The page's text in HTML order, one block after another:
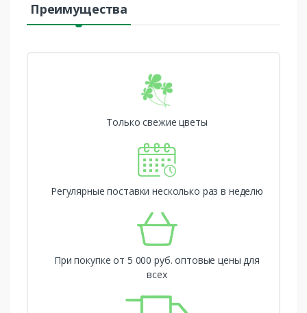
Преимущества
Только свежие цветы
Регулярные поставки несколько раз в неделю
При покупке от 5 000 руб. оптовые цены для
всех